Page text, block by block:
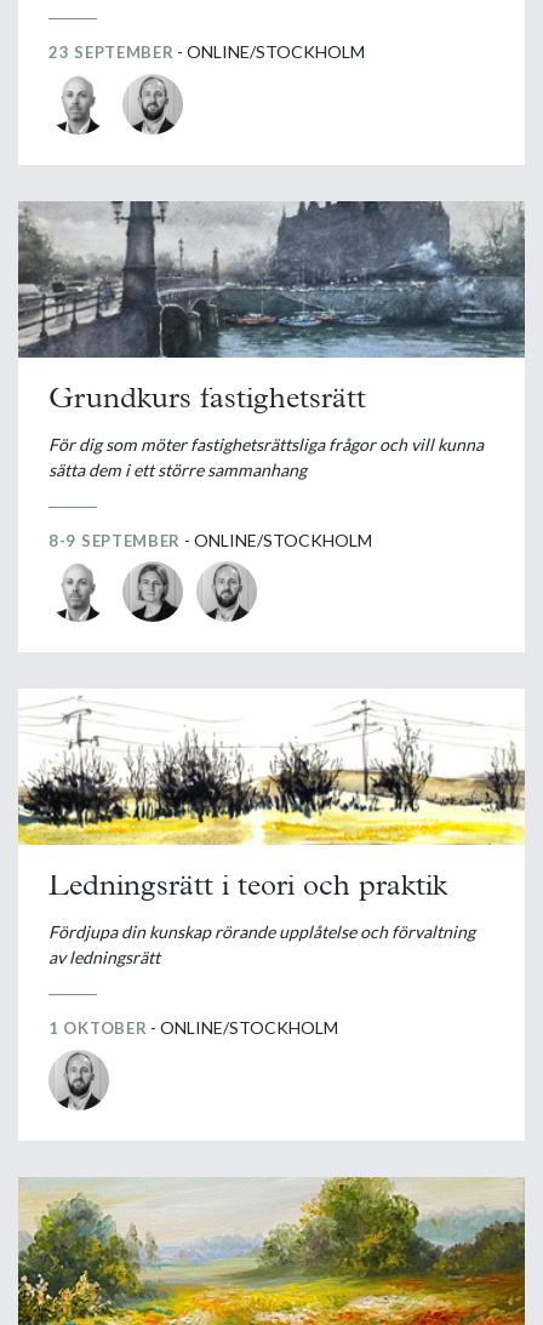
23 SEPTEMBER - ONLINE/STOCKHOLM
Grundkurs fastighetsrätt
För dig som möter fastighetsrättsliga frågor och vill kunna
sätta dem i ett större sammanhang
8-9 SEPTEMBER - ONLINE/STOCKHOLM
Ledningsrätt i teori och praktik
Fördjupa din kunskap rörande upplåtelse och förvaltning
av ledningsrätt
1 OKTOBER - ONLINE/STOCKHOLM